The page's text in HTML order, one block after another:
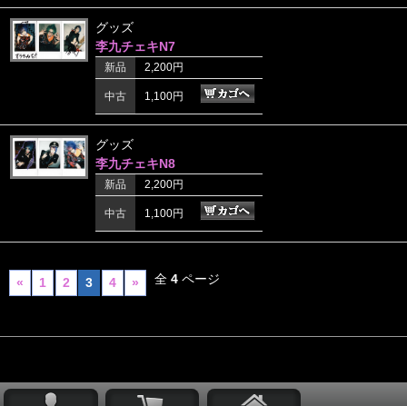
グッズ
李九チェキN7
新品 2,200円
中古 1,100円
グッズ
李九チェキN8
新品 2,200円
中古 1,100円
« 1 2 3 4 » 全4 ページ